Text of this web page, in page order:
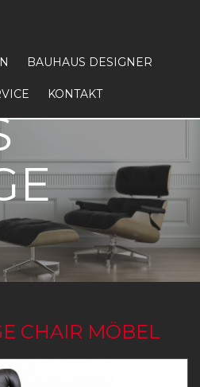
BAUHAUS DESIGNER
KONTAKT
CHAIR MÖBEL